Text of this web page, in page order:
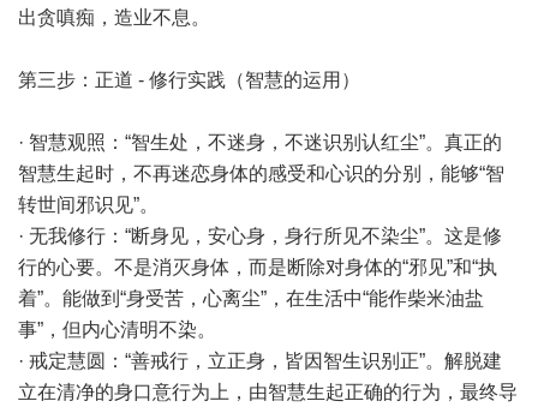
出贪嗔痴，造业不息。
第三步：正道 - 修行实践（智慧的运用）
· 智慧观照：“智生处，不迷身，不迷识别认红尘”。真正的
智慧生起时，不再迷恋身体的感受和心识的分别，能够“智
转世间邪识见”。
· 无我修行：“断身见，安心身，身行所见不染尘”。这是修
行的心要。不是消灭身体，而是断除对身体的“邪见”和“执
着”。能做到“身受苦，心离尘”，在生活中“能作柴米油盐
事”，但内心清明不染。
· 戒定慧圆：“善戒行，立正身，皆因智生识别正”。解脱建
立在清净的身口意行为上，由智慧生起正确的行为，最终导